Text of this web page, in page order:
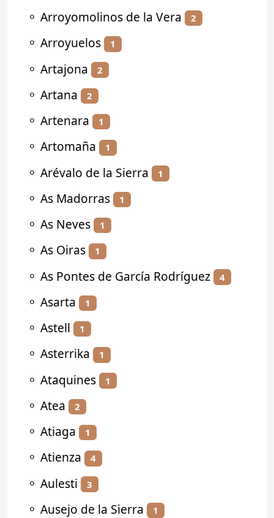
⚬ Arroyomolinos de la Vera 2
⚬ Arroyuelos 1
⚬ Artajona 2
⚬ Artana 2
⚬ Artenara 1
⚬ Artomaña 1
⚬ Arévalo de la Sierra 1
⚬ As Madorras 1
⚬ As Neves 1
⚬ As Oiras 1
⚬ As Pontes de García Rodríguez 4
⚬ Asarta 1
⚬ Astell 1
⚬ Asterrika 1
⚬ Ataquines 1
⚬ Atea 2
⚬ Atiaga 1
⚬ Atienza 4
⚬ Aulesti 3
⚬ Ausejo de la Sierra 1